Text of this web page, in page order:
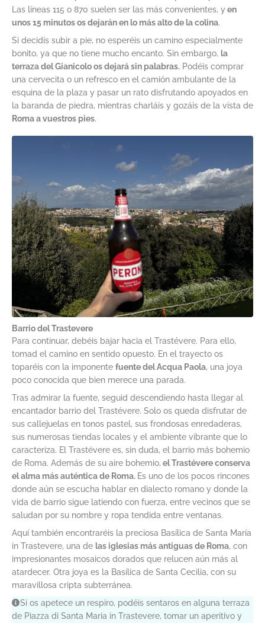
Las líneas 115 o 870 suelen ser las más convenientes, yen
unos 15 minutos os dejarán en lo más alto de la colina.
Si decidís subir a pie, no esperéis un camino especialmente
bonito, ya que no tiene mucho encanto. Sin embargo, la
terraza del Gianicolo os dejará sin palabras. Podéis comprar
una cervecita o un refresco en el camión ambulante de la
esquina de la plaza y pasar un rato disfrutando apoyados en
la baranda de piedra, mientras charláis y gozáis de la vista de
Roma a vuestros pies.
Barrio del Trastevere
Para continuar, debéis bajar hacia el Trastévere. Para ello,
tomad el camino en sentido opuesto. En el trayecto os
toparéis con la imponente fuente del Acqua Paola, una joya
poco conocida que bien merece una parada.
Tras admirar la fuente, seguid descendiendo hasta llegar al
encantador barrio del Trastévere. Solo os queda disfrutar de
sus callejuelas en tonos pastel, sus frondosas enredaderas,
sus numerosas tiendas locales y el ambiente vibrante que lo
caracteriza. El Trastévere es, sin duda, el barrio más bohemio
de Roma. Además de su aire bohemio, el Trastévere conserva
el alma más auténtica de Roma. Es uno de los pocos rincones
donde aún se escucha hablar en dialecto romano y donde la
vida de barrio sigue latiendo con fuerza, entre vecinos que se
saludan por su nombre y ropa tendida entre ventanas.
Aquí también encontraréis la preciosa Basílica de Santa María
in Trastevere, una de las iglesias más antiguas de Roma, con
impresionantes mosaicos dorados que relucen aún más al
atardecer. Otra joya es la Basílica de Santa Cecilia, con su
maravillosa cripta subterránea.
Si os apetece un respiro, podéis sentaros en alguna terraza
de Piazza di Santa Maria in Trastevere, tomar un aperitivo y